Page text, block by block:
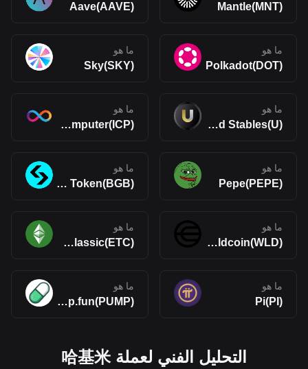
Mantle(MNT)
Aave(AAVE)
ما هو
Polkadot(DOT)
ما هو
Sky(SKY)
ما هو
United Stables(U)
ما هو
Internet Computer(ICP)
ما هو
Pepe(PEPE)
ما هو
Bitget Token(BGB)
ما هو
Worldcoin(WLD)
ما هو
Ethereum Classic(ETC)
ما هو
Pi(PI)
ما هو
Pump.fun(PUMP)
التحليل الفني لعملة 哈基米